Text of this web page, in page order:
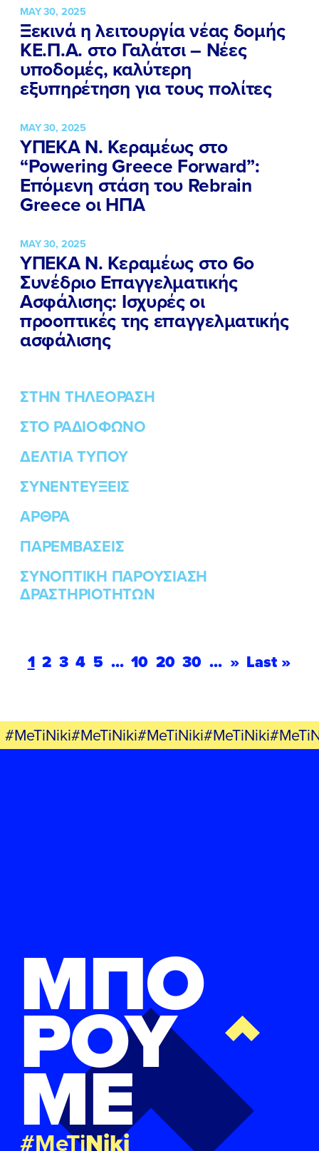
ΕΛΑ ΚΙ ΕΣΥ
FB IN TW YT LN VB TIKTOK
MAY 30, 2025
Ξεκινά η λειτουργία νέας δομής
ΚΕ.Π.Α. στο Γαλάτσι – Νέες
υποδομές, καλύτερη
εξυπηρέτηση για τους πολίτες
MAY 30, 2025
ΥΠΕΚΑ Ν. Κεραμέως στο
“Powering Greece Forward”:
Επόμενη στάση του Rebrain
Greece οι ΗΠΑ
MAY 30, 2025
ΥΠΕΚΑ Ν. Κεραμέως στο 6ο
Συνέδριο Επαγγελματικής
Ασφάλισης: Ισχυρές οι
προοπτικές της επαγγελματικής
ασφάλισης
ΣΤΗΝ ΤΗΛΕΟΡΑΣΗ
ΣΤΟ ΡΑΔΙΟΦΩΝΟ
ΔΕΛΤΙΑ ΤΥΠΟΥ
ΣΥΝΕΝΤΕΥΞΕΙΣ
ΑΡΘΡΑ
ΠΑΡΕΜΒΑΣΕΙΣ
ΣΥΝΟΠΤΙΚΗ ΠΑΡΟΥΣΙΑΣΗ
ΔΡΑΣΤΗΡΙΟΤΗΤΩΝ
1 2 3 4 5 ... 10 20 30 ... » Last »
ΜΠΟ
ΡΟΥ
ΜΕ
#MeTiNiki